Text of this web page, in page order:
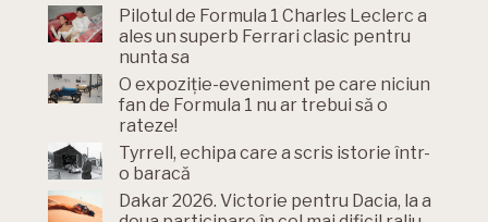
Pilotul de Formula 1 Charles Leclerc a
ales un superb Ferrari clasic pentru
nunta sa
O expoziție-eveniment pe care niciun
fan de Formula 1 nu ar trebui să o
rateze!
Tyrrell, echipa care a scris istorie într-
o baracă
Dakar 2026. Victorie pentru Dacia, la a